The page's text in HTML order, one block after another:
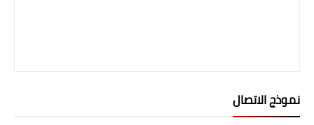
نموذج الاتصال